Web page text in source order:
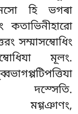
হি ভগৰা
কতাভিনীহারো
সম্মাসম্বোধিং
মূলং.
দস্সেতি.
মগ্গঞাণং,